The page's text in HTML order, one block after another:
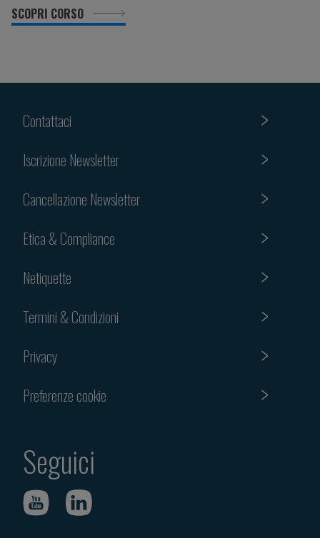
SCOPRI CORSO
Contattaci
Iscrizione Newsletter
Cancellazione Newsletter
Etica & Compliance
Netiquette
Termini & Condizioni
Privacy
Preferenze cookie
Seguici